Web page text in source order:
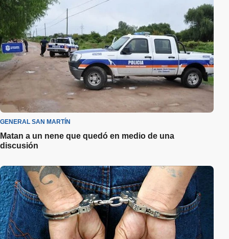
GENERAL SAN MARTÍN
Matan a un nene que quedó en medio de una
discusión